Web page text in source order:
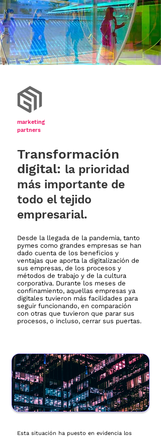
marketing
partners
Transformación
digital: la prioridad
más importante de
todo el tejido
empresarial.
Desde la llegada de la pandemia, tanto
pymes como grandes empresas se han
dado cuenta de los beneficios y
ventajas que aporta la digitalización de
sus empresas, de los procesos y
métodos de trabajo y de la cultura
corporativa. Durante los meses de
confinamiento, aquellas empresas ya
digitales tuvieron más facilidades para
seguir funcionando, en comparación
con otras que tuvieron que parar sus
procesos, o incluso, cerrar sus puertas.
Esta situación ha puesto en evidencia los